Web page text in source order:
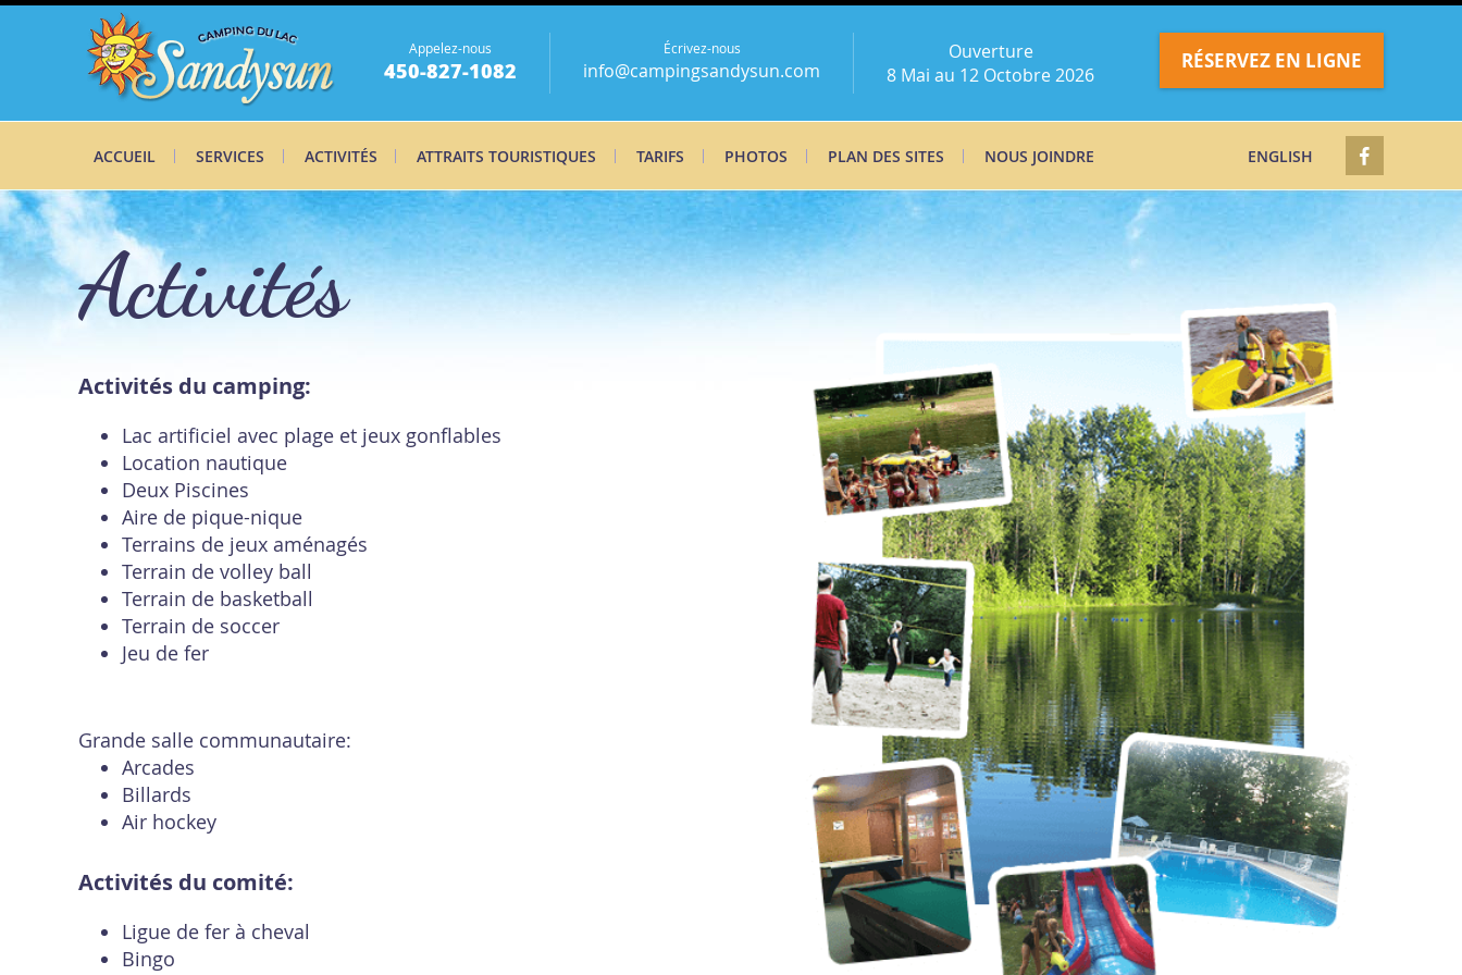
RÉSERVEZ EN LIGNE
Ouverture
8 Mai au 12 Octobre 2026
Écrivez-nous
info@campingsandysun.com
Appelez-nous
450-827-1082
ACCUEIL SERVICES ACTIVITÉS ATTRAITS TOURISTIQUES TARIFS PHOTOS PLAN DES SITES NOUS JOINDRE ENGLISH
Activités
Activités du camping:
Lac artificiel avec plage et jeux gonflables
Location nautique
Deux Piscines
Aire de pique-nique
Terrains de jeux aménagés
Terrain de volley ball
Terrain de basketball
Terrain de soccer
Jeu de fer
Grande salle communautaire:
Arcades
Billards
Air hockey
Activités du comité:
Ligue de fer à cheval
Bingo